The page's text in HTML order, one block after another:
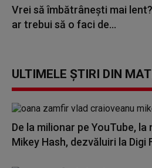
Vrei să îmbătrânești mai
ar trebui să o faci de...
ULTIMELE ȘTIRI DIN
De la milionar pe YouTube,
Mikey Hash, dezvăluiri la Digi